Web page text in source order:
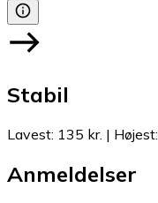
Stabil
Lavest: 135 kr. | Højest:
Anmeldelser